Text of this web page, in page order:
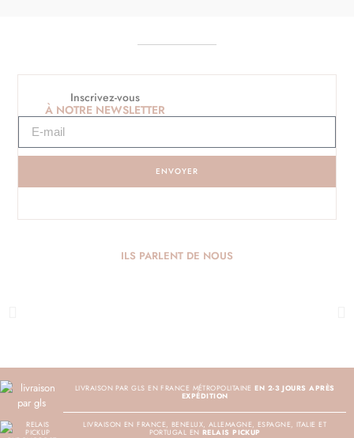
Inscrivez-vous
À NOTRE NEWSLETTER
ENVOYER
ILS PARLENT DE NOUS
LIVRAISON PAR GLS EN FRANCE MÉTROPOLITAINEEN 2-3 JOURS APRÈS
EXPÉDITION
LIVRAISON EN FRANCE, BENELUX, ALLEMAGNE, ESPAGNE, ITALIE ET
PORTUGAL EN RELAIS PICKUP